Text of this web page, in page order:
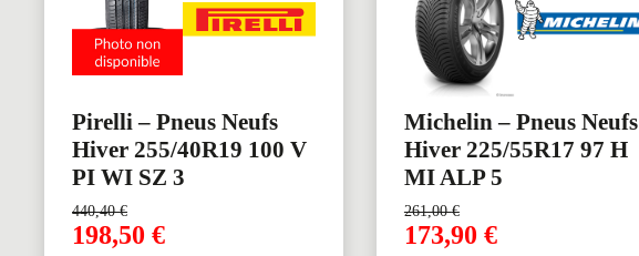
Pirelli – Pneus Neufs
Hiver 255/40R19 100 V
PI WI SZ 3
440,40€
198,50 €
Michelin – Pneus Neufs
Hiver 225/55R17 97 H
MI ALP 5
261,00€
173,90 €